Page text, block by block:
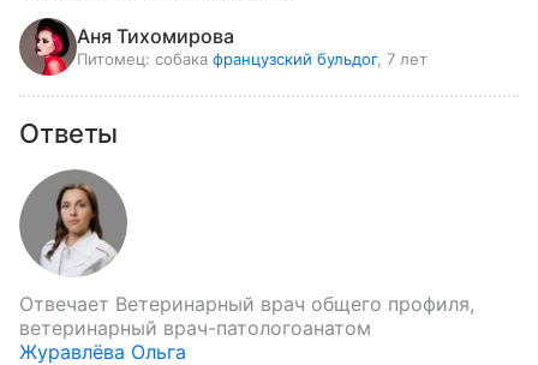
Аня Тихомирова
Питомец: собака французский бульдог, 7 лет
Ответы
Отвечает Ветеринарный врач общего профиля,
ветеринарный врач-патологоанатом
Журавлёва Ольга